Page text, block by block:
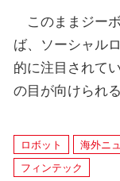
このままジー
ば、ソーシャル
的に注目されて
の目が向けられ
ロボット 海外ニ
フィンテック